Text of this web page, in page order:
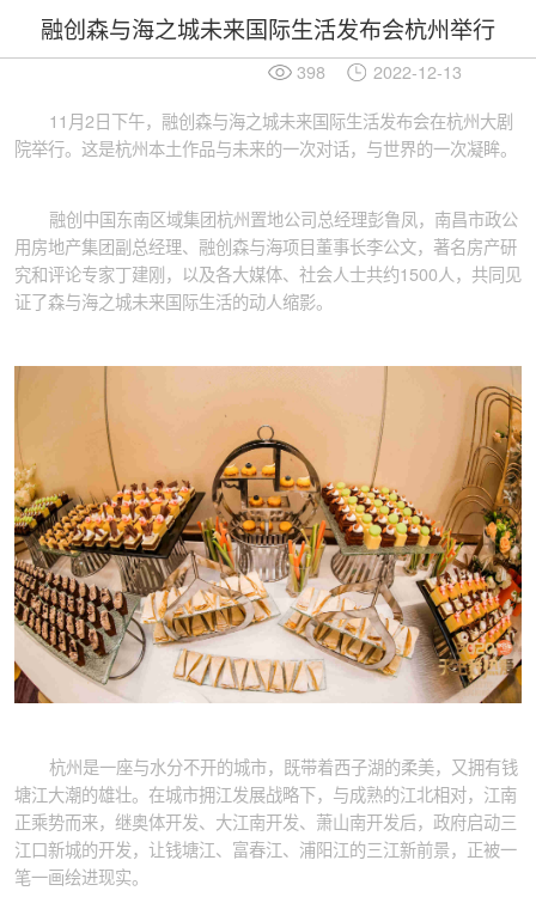
融创森与海之城未来国际生活发布会杭州举行
398 2022-12-13
11月2日下午，融创森与海之城未来国际生活发布会在杭州大剧
院举行。这是杭州本土作品与未来的一次对话，与世界的一次凝眸。
融创中国东南区域集团杭州置地公司总经理彭鲁凤，南昌市政公
用房地产集团副总经理、融创森与海项目董事长李公文，著名房产研
究和评论专家丁建刚，以及各大媒体、社会人士共约1500人，共同见
证了森与海之城未来国际生活的动人缩影。
杭州是一座与水分不开的城市，既带着西子湖的柔美，又拥有钱
塘江大潮的雄壮。在城市拥江发展战略下，与成熟的江北相对，江南
正乘势而来，继奥体开发、大江南开发、萧山南开发后，政府启动三
江口新城的开发，让钱塘江、富春江、浦阳江的三江新前景，正被一
笔一画绘进现实。